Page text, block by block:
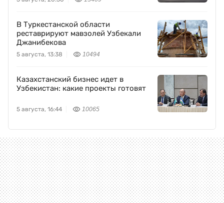
В Туркестанской области
реставрируют мавзолей Узбекали
Джанибекова
5 августа, 13:38 10494
Казахстанский бизнес идет в
Узбекистан: какие проекты готовят
5 августа, 16:44 10065